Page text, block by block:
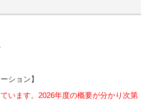
ション】
います。2026年度の概要が分かり次第